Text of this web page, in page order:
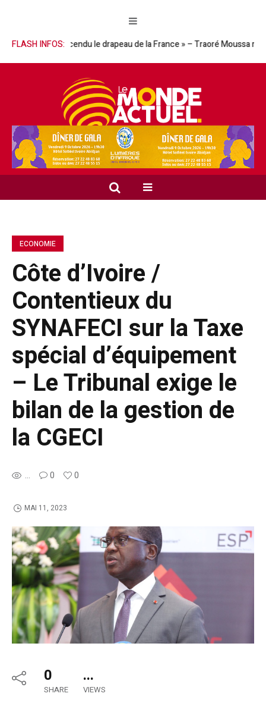
FLASH INFOS:
a descendu le drapeau de la France » – Traoré Moussa réhabilite
ECONOMIE
Côte d’Ivoire /
Contentieux du
SYNAFECI sur la Taxe
spécial d’équipement
– Le Tribunal exige le
bilan de la gestion de
la CGECI
... 0 0
MAI 11, 2023
0
SHARE
...
VIEWS